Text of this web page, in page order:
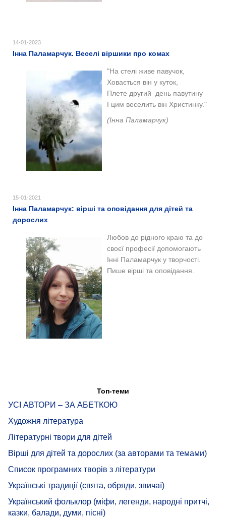
14-01-2023
Інна Паламарчук. Веселі віршики про комах
"На стелі живе павучок,
Ховається він у куток,
Плете другий день павутину
І цим веселить він Христинку."
(Інна Паламарчук)
15-01-2021
Інна Паламарчук: вірші та оповідання для дітей та
дорослих
Любов до рідного краю та до
своєї професії допомогають
Інні Паламарчук у творчості.
Пише вірші та оповідання.
Топ-теми
УСІ АВТОРИ – ЗА АБЕТКОЮ
Художня література
Літературні твори для дітей
Вірші для дітей та дорослих (за авторами та темами)
Список програмних творів з літератури
Українські традиції (свята, обряди, звичаї)
Український фольклор (міфи, легенди, народні притчі,
казки, балади, думи, пісні)